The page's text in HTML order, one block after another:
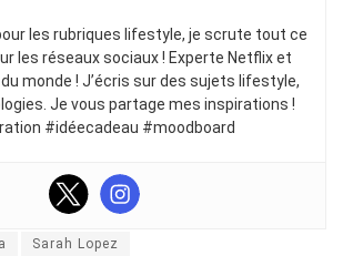
les rubriques lifestyle, je scrute tout ce
les réseaux sociaux ! Experte Netflix et
monde ! J’écris sur des sujets lifestyle,
Je vous partage mes inspirations !
#idéecadeau #moodboard
Sarah Lopez